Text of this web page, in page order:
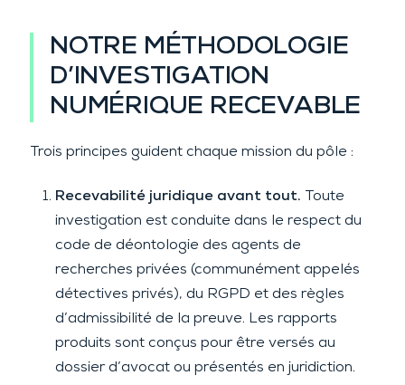
NOTRE MÉTHODOLOGIE
D’INVESTIGATION
NUMÉRIQUE RECEVABLE
Trois principes guident chaque mission du pôle :
Recevabilité juridique avant tout. Toute
investigation est conduite dans le respect du
code de déontologie des agents de
recherches privées (communément appelés
détectives privés), du RGPD et des règles
d’admissibilité de la preuve. Les rapports
produits sont conçus pour être versés au
dossier d’avocat ou présentés en juridiction.